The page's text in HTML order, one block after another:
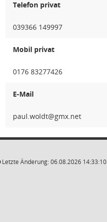
Telefon privat
039366 149997
Mobil privat
0176 83277426
E-Mail
tdlow
Letzte Änderung: 06.08.2026 14:33:10